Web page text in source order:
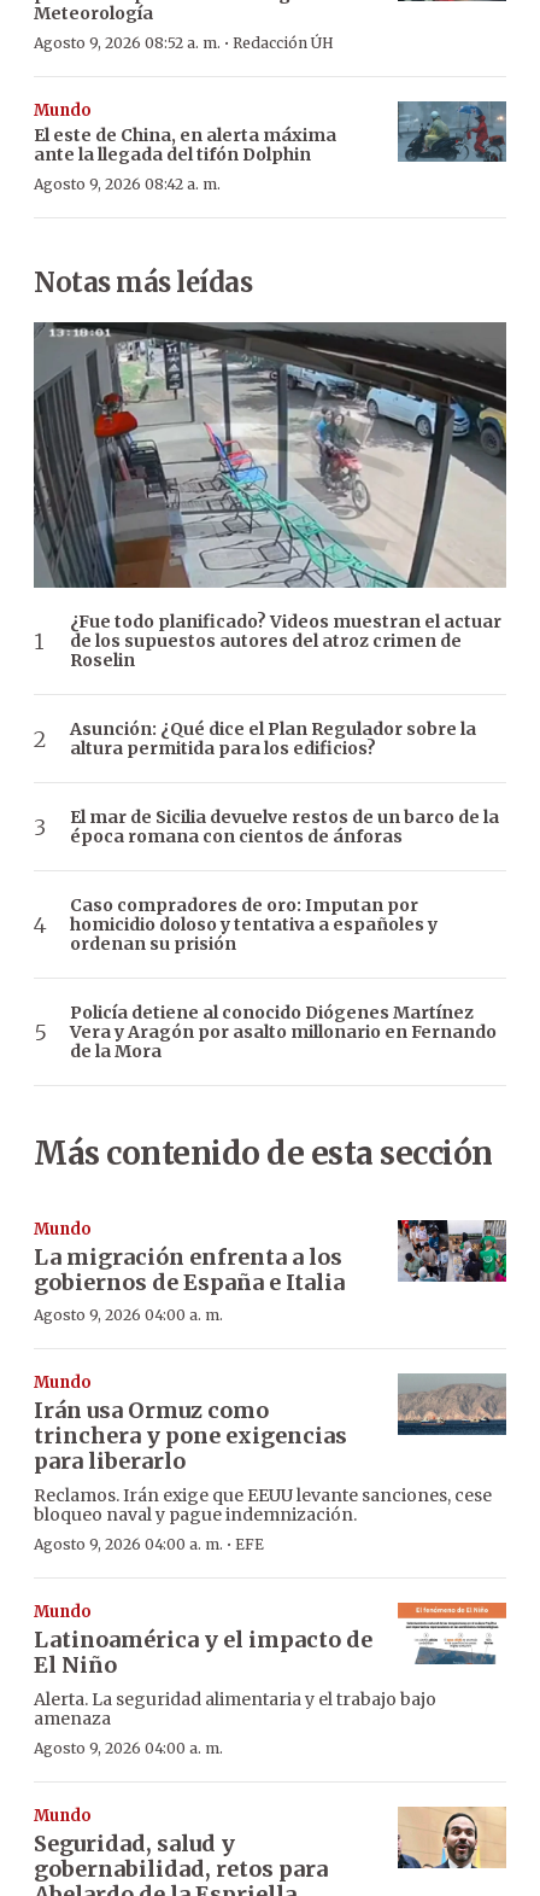
Meteorología
Agosto 9, 2026 08:52 a. m. · Redacción ÚH
Mundo
El este de China, en alerta máxima
ante la llegada del tifón Dolphin
Agosto 9, 2026 08:42 a. m.
Notas más leídas
¿Fue todo planificado? Videos muestran el actuar
de los supuestos autores del atroz crimen de
Roselin
Asunción: ¿Qué dice el Plan Regulador sobre la
altura permitida para los edificios?
El mar de Sicilia devuelve restos de un barco de la
época romana con cientos de ánforas
Caso compradores de oro: Imputan por
homicidio doloso y tentativa a españoles y
ordenan su prisión
Policía detiene al conocido Diógenes Martínez
Vera y Aragón por asalto millonario en Fernando
de la Mora
Más contenido de esta sección
Mundo
La migración enfrenta a los
gobiernos de España e Italia
Agosto 9, 2026 04:00 a. m.
Mundo
Irán usa Ormuz como
trinchera y pone exigencias
para liberarlo
Reclamos. Irán exige que EEUU levante sanciones, cese
bloqueo naval y pague indemnización.
Agosto 9, 2026 04:00 a. m. · EFE
Mundo
Latinoamérica y el impacto de
El Niño
Alerta. La seguridad alimentaria y el trabajo bajo
amenaza
Agosto 9, 2026 04:00 a. m.
Mundo
Seguridad, salud y
gobernabilidad, retos para